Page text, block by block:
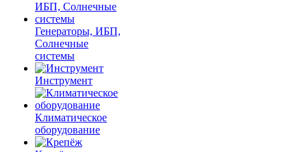
Генераторы, ИБП,
Солнечные
системы
Инструмент
Климатическое
оборудование